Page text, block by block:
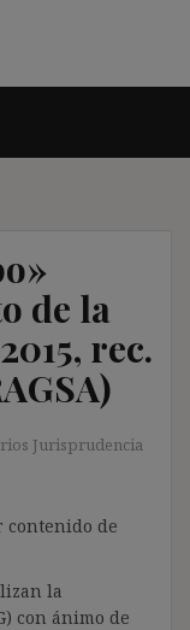
de la
rec.
Jurisprudencia
contenido de
la
con ánimo de